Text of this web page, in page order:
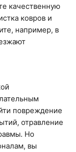
качественную
ковров и
например, в
повреждение
отравление
Но
вы